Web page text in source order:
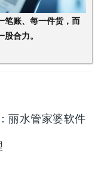
笔账、每一件货，而
合力。
丽水管家婆软件